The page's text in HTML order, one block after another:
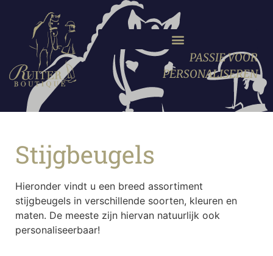
PASSIE VOOR
PERSONALISEREN
Stijgbeugels
Hieronder vindt u een breed assortiment
stijgbeugels in verschillende soorten, kleuren en
maten. De meeste zijn hiervan natuurlijk ook
personaliseerbaar!